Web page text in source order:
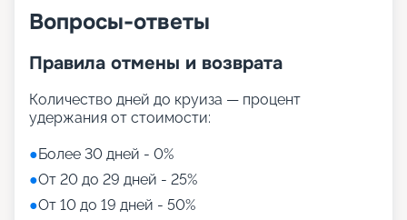
Вопросы-ответы
Правила отмены и возврата
Количество дней до круиза — процент
удержания от стоимости:
●Более 30 дней - 0%
●От 20 до 29 дней - 25%
●От 10 до 19 дней - 50%